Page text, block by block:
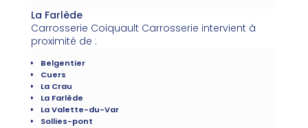
La Farlède
Carrosserie Coiquault Carrosserie intervient à
proximité de :
Belgentier
Cuers
La Crau
La Farlède
La Valette-du-Var
Sollies-pont